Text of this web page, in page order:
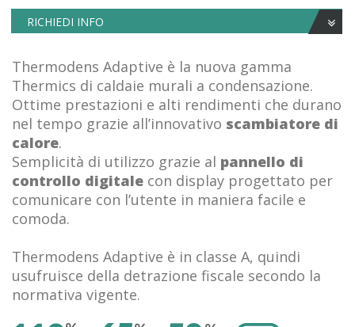
RICHIEDI INFO
Thermodens Adaptive è la nuova gamma
Thermics di caldaie murali a condensazione.
Ottime prestazioni e alti rendimenti che durano
nel tempo grazie all’innovativo scambiatore di
calore.
Semplicità di utilizzo grazie al pannello di
controllo digitale con display progettato per
comunicare con l’utente in maniera facile e
comoda.
Thermodens Adaptive è in classe A, quindi
usufruisce della detrazione fiscale secondo la
normativa vigente.